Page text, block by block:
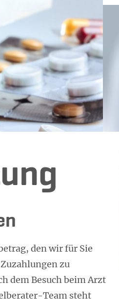
den wir für Sie
zu
dem Besuch beim Arzt
Team steht